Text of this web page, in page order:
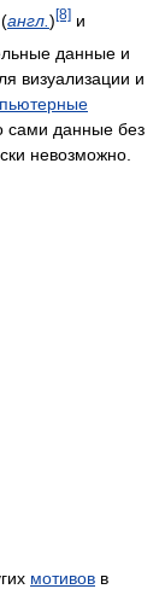
англ. ) [8] и
данные и
визуализации и
сами данные без
невозможно.
мотивов в